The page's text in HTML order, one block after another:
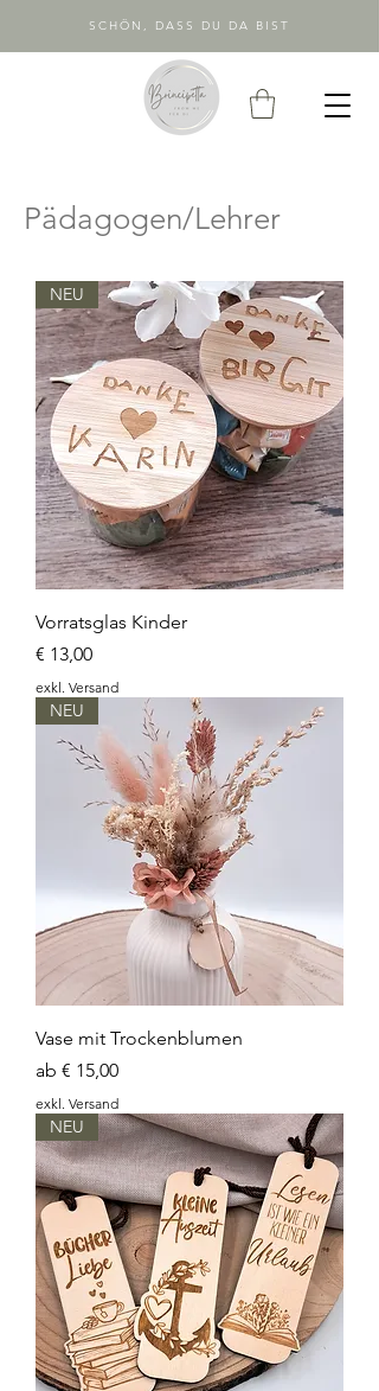
SCHÖN, DASS DU DA BIST
Pädagogen/Lehrer
NEU
Vorratsglas Kinder
Preis
€ 13,00
exkl. Versand
NEU
Vase mit Trockenblumen
ab € 15,00
Sale-Preis
exkl. Versand
NEU